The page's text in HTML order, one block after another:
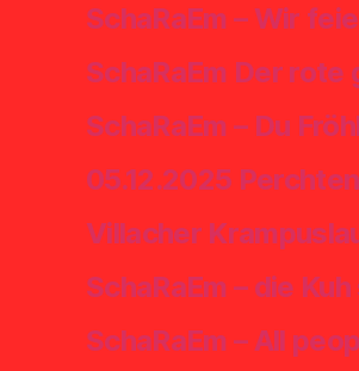
SchaRaEm – Wir
SchaRaEm Der
SchaRaEm – Du
05.12.2025
Villacher
SchaRaEm – die
SchaRaEm – All